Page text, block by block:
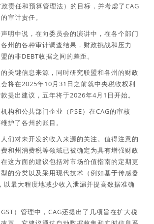
责任和预算管理法）的目标，并考虑了CAG
审计责任。
明中说，在向委员会的演讲中，在各个部门
州的各种审计调查结果，财政挑战和压力
的非DEBT收据之间的差距。
关键信息来源，同时研究联盟和各州的财政
将在2025年10月31日之前就中央税收权利
提出建议，五年将于2026年4月1日开始。
构和公共部门企业（PSE）在CAG的审核
护了各州的账目。
们对未开发的收入来源的关注。值得注意的
和州消费税等领域已被确定为具有增强财政
这方面的建议包括对市场价值指南的定期更
的分类以及采用现代技术（例如基于传感器
以最大程度地减少收入泄漏并提高数据准确
）管理中，CAG还提出了几项旨在扩大税